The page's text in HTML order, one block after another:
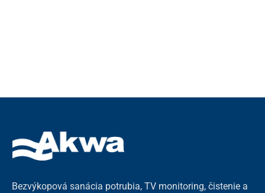
Bezvýkopová sanácia potrubia, TV monitoring, čistenie a